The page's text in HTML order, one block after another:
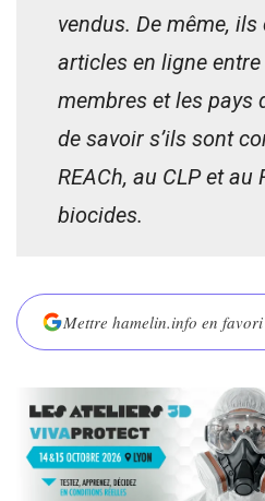
vendus. De même,
articles en ligne
membres et les pays
de savoir s’ils sont
REACh, au CLP et au
biocides.
Mettre hamelin.info en